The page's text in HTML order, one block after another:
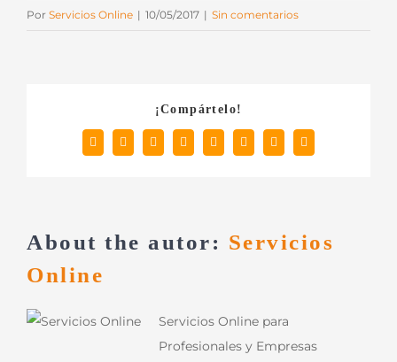
Por Servicios Online | 10/05/2017 | Sin comentarios
¡Compártelo!
Facebook
X RedditLinkedInTumblrPinterest
Vk
Correo
electrónico
About the autor: Servicios
Online
Servicios Online para
Profesionales y Empresas